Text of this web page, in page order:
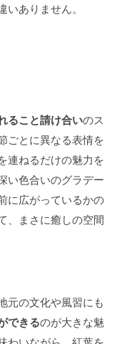
ありません。
ること請け合いのス
ごとに異なる表情を
連ねるだけの魅力を
い色合いのグラデー
に広がっているかの
、まさに癒しの空間
元の文化や風習にも
できるのが大きな魅